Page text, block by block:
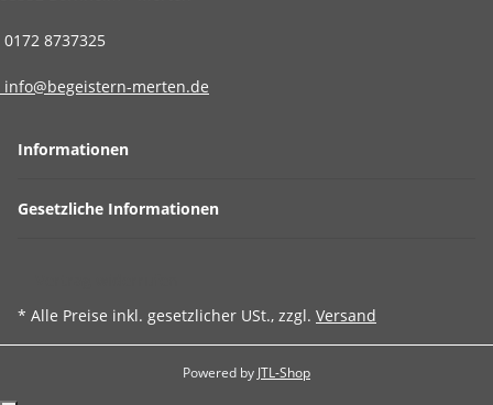
0172 8737325
info@begeistern-merten.de
Informationen
Gesetzliche Informationen
* Alle Preise inkl. gesetzlicher USt., zzgl. Versand
Powered by JTL-Shop